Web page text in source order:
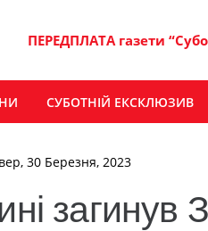
ПЕРЕДПЛАТА газети
СУБОТНІЙ ЕКСКЛЮЗИВ
30 Березня, 2023
загинув